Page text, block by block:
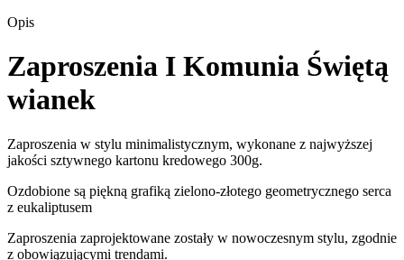
Opis
Zaproszenia I Komunia Świętą
wianek
Zaproszenia w stylu minimalistycznym, wykonane z najwyższej
jakości sztywnego kartonu kredowego 300g.
Ozdobione są piękną grafiką zielono-złotego geometrycznego serca
z eukaliptusem
Zaproszenia zaprojektowane zostały w nowoczesnym stylu, zgodnie
z obowiązującymi trendami.